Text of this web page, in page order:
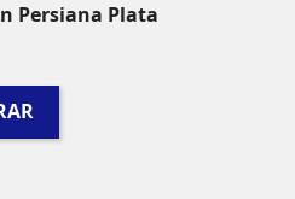
Persiana Plata